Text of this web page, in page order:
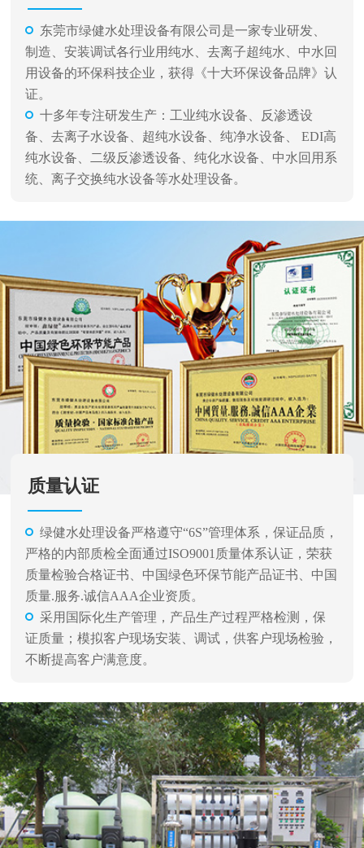
东莞市绿健水处理设备有限公司是一家专业研发、
制造、安装调试各行业用纯水、去离子超纯水、中水回
用设备的环保科技企业，获得《十大环保设备品牌》认
证。
十多年专注研发生产：工业纯水设备、反渗透设
备、去离子水设备、超纯水设备、纯净水设备、 EDI高
纯水设备、二级反渗透设备、纯化水设备、中水回用系
统、离子交换纯水设备等水处理设备。
质量认证
绿健水处理设备严格遵守“6S”管理体系，保证品质，
严格的内部质检全面通过ISO9001质量体系认证，荣获
质量检验合格证书、中国绿色环保节能产品证书、中国
质量.服务.诚信AAA企业资质。
采用国际化生产管理，产品生产过程严格检测，保
证质量；模拟客户现场安装、调试，供客户现场检验，
不断提高客户满意度。